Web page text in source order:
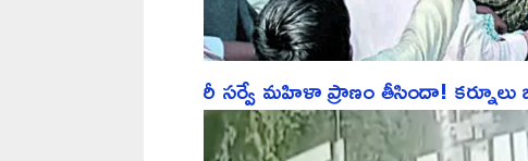
రీ సర్వే మహిళా ప్రాణం తీసిందా! కర్నూలు